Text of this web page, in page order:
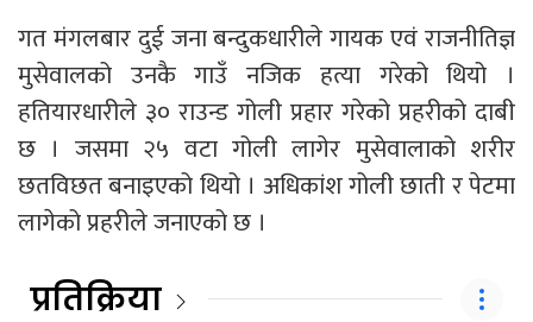
गत मंगलबार दुई जना बन्दुकधारीले गायक एवं राजनीतिज्ञ
मुसेवालको उनकै गाउँ नजिक हत्या गरेको थियो ।
हतियारधारीले ३० राउन्ड गोली प्रहार गरेको प्रहरीको दाबी
छ । जसमा २५ वटा गोली लागेर मुसेवालाको शरीर
छतविछत बनाइएको थियो । अधिकांश गोली छाती र पेटमा
लागेको प्रहरीले जनाएको छ ।
प्रतिक्रिया